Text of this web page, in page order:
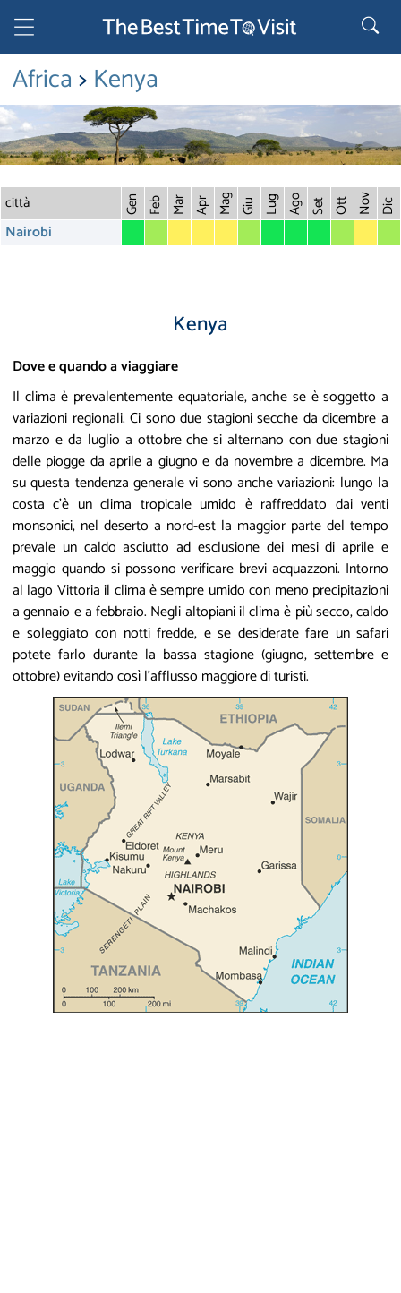
Africa>Kenya
città Gen Feb Mar Apr Mag Giu Lug Ago Set Ott Nov Dic
Nairobi
Kenya
Dove e quando a viaggiare
Il clima è prevalentemente equatoriale, anche se è soggetto a
variazioni regionali. Ci sono due stagioni secche da dicembre a
marzo e da luglio a ottobre che si alternano con due stagioni
delle piogge da aprile a giugno e da novembre a dicembre. Ma
su questa tendenza generale vi sono anche variazioni: lungo la
costa c’è un clima tropicale umido è raffreddato dai venti
monsonici, nel deserto a nord-est la maggior parte del tempo
prevale un caldo asciutto ad esclusione dei mesi di aprile e
maggio quando si possono verificare brevi acquazzoni. Intorno
al lago Vittoria il clima è sempre umido con meno precipitazioni
a gennaio e a febbraio. Negli altopiani il clima è più secco, caldo
e soleggiato con notti fredde, e se desiderate fare un safari
potete farlo durante la bassa stagione (giugno, settembre e
ottobre) evitando così l'afflusso maggiore di turisti.